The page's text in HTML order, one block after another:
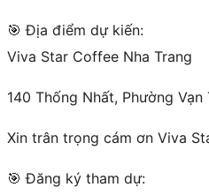
🎯 Địa điểm dự kiến:
Viva Star Coffee Nha Trang
140 Thống Nhất, Phường Vạn
Xin trân trọng cám ơn Viva
🎯 Đăng ký tham dự: